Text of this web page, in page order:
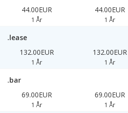
44.00EUR
1 År
44.00EUR
1 År
.lease
132.00EUR
1 År
132.00EUR
1 År
.bar
69.00EUR
1 År
69.00EUR
1 År